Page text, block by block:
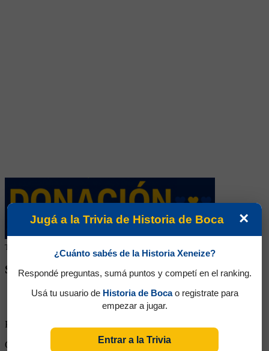
Tu colaboración ayuda a mantener este archivo histórico en línea
SEGUINOS EN REDES SOCIALES
Partidos Jugados:
Goles Convertidos:
1 (0.25)
×
Jugá a la Trivia de Historia de Boca
¿Cuánto sabés de la Historia Xeneize?
Respondé preguntas, sumá puntos y competí en el ranking.
Usá tu usuario de Historia de Bocao registrate para
empezar a jugar.
Entrar a la Trivia